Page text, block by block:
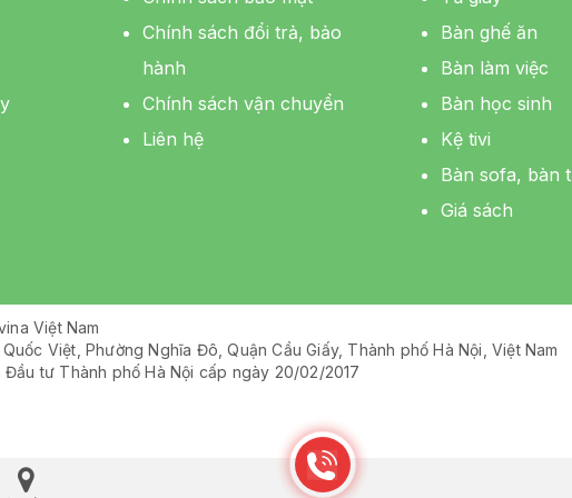
Chính sách đổi trả, bảo
hành
Chính sách vận chuyển
Liên hệ
Bàn ghế ăn
Bàn làm việc
Bàn học sinh
Kệ tivi
Bàn sofa, bàn
Giá sách
Việt Nam
Việt, Phường Nghĩa Đô, Quận Cầu Giấy, Thành phố Hà Nội, Việt Nam
tư Thành phố Hà Nội cấp ngày 20/02/2017